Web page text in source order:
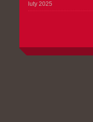
luty 2025